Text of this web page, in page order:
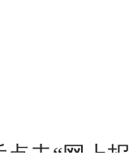
点击“网上报